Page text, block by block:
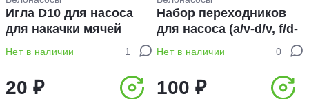
Игла D10 для насоса
для накачки мячей
Нет в наличии 1
20 ₽
Набор переходников
для насоса (a/v-d/v, f/d-
d/v, f/v-a/v)
Нет в наличии 0
100 ₽